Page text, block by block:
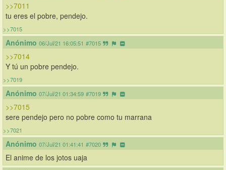
>>7011
tu eres el pobre, pendejo.
>>7015
Anónimo 06/Jul/21 16:05:51 #7015
>>7014
Y tú un pobre pendejo.
>>7019
Anónimo 07/Jul/21 01:34:59 #7019
>>7015
sere pendejo pero no pobre como tu marrana
>>7021
Anónimo 07/Jul/21 01:41:41 #7020
El anime de los jotos uaja